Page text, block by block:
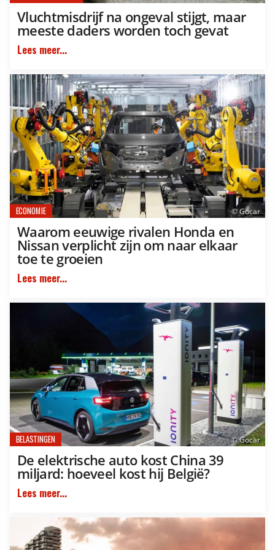
Vluchtmisdrijf na ongeval stijgt, maar
meeste daders worden toch gevat
Lees meer...
© Gocar
ECONOMIE
Waarom eeuwige rivalen Honda en
Nissan verplicht zijn om naar elkaar
toe te groeien
Lees meer...
© Gocar
BELASTINGEN
De elektrische auto kost China 39
miljard: hoeveel kost hij België?
Lees meer...